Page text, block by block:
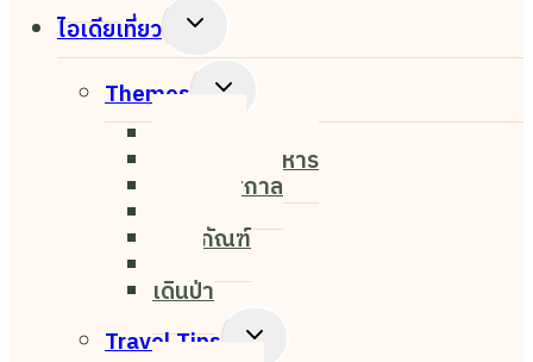
ไอเดียเที่ยว
Toggle
Menu
Themes Toggle
ค่าเฟ่&ร้านอาหาร
งาน&เทศกาล
พิพิธภัณฑ์
เดินป่า
Travel Tips
Toggle